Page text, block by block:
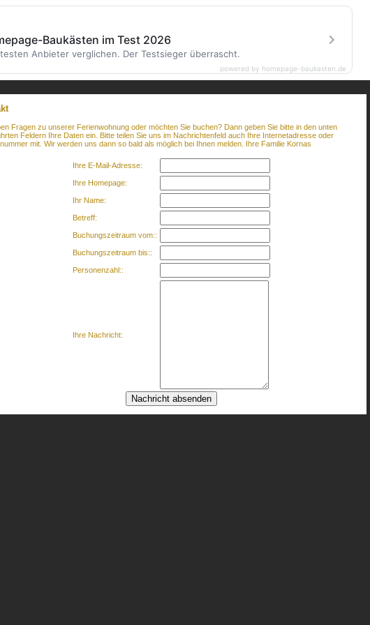
Fragen zu unserer Ferienwohnung oder möchten Sie buchen? Dann geben Sie bitte in den unten
Feldern Ihre Daten ein. Bitte teilen Sie uns im Nachrichtenfeld auch Ihre Internetadresse oder
mit. Wir werden uns dann so bald als möglich bei Ihnen melden. Ihre Familie Kornas
Ihre E-Mail-Adresse:
Ihre Homepage:
Ihr Name:
Betreff:
Buchungszeitraum vom::
Buchungszeitraum bis::
Personenzahl::
Ihre Nachricht:
Baukästen im Test 2026
Anbieter verglichen. Der Testsieger überrascht.
powered by homepage-baukasten.de